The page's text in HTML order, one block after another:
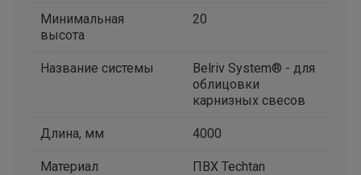
Минимальная
высота
20
Название системы
Belriv System® - для
облицовки
карнизных свесов
Длина, мм 4000
Материал ПВХ Techtan